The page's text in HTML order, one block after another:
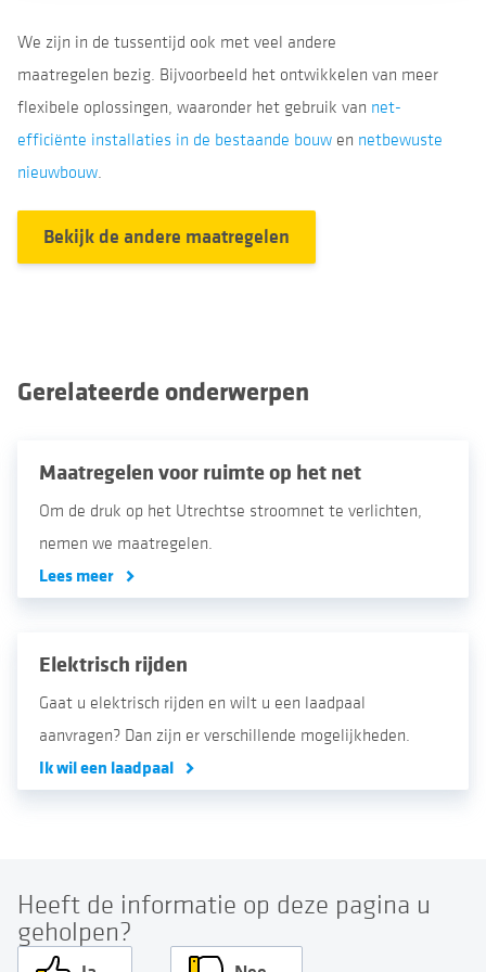
We zijn in de tussentijd ook met veel andere
maatregelen bezig. Bijvoorbeeld het ontwikkelen van meer
flexibele oplossingen, waaronder het gebruik van net-
efficiënte installaties in de bestaande bouw en netbewuste
nieuwbouw.
Bekijk de andere maatregelen
gerelateerde onderwerpen
Maatregelen voor ruimte op het net
Om de druk op het Utrechtse stroomnet te verlichten,
nemen we maatregelen.
Lees meer
Elektrisch rijden
Gaat u elektrisch rijden en wilt u een laadpaal
aanvragen? Dan zijn er verschillende mogelijkheden.
Ik wil een laadpaal
Heeft de informatie op deze pagina u
geholpen?